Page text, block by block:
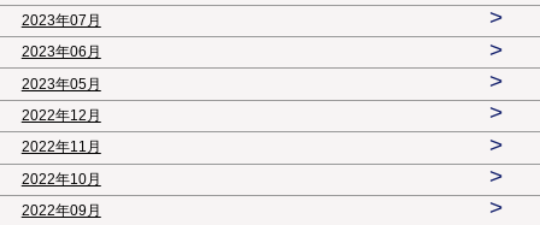
2023年07月 >
2023年06月 >
2023年05月 >
2022年12月 >
2022年11月 >
2022年10月 >
2022年09月 >